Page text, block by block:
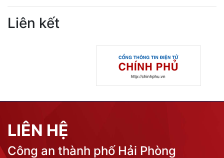
Liên kết
LIÊN HỆ
Công an thành phố Hải Phòng